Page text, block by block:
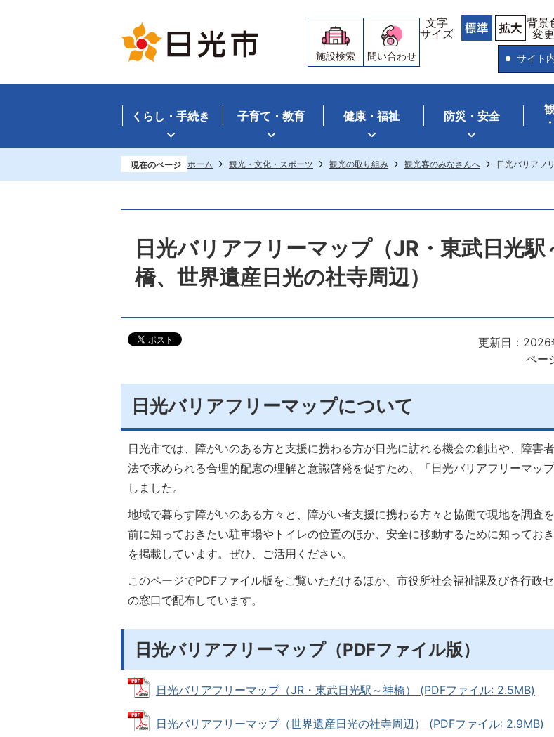
施設検索 問い合わせ
文字
サイズ
背景
変更
サイト
くらし・手続き 子育て・教育 健康・福祉 防災・安全
現在のページ ホーム 観光・文化・スポーツ 観光の取り組み 観光客のみなさんへ 日光バリアフ
日光バリアフリーマップ（JR・東武日光駅
橋、世界遺産日光の社寺周辺）
更新日：2026
ペー
日光バリアフリーマップについて
日光市では、障がいのある方と支援に携わる方が日光に訪れる機会の創出や、障害
法で求められる合理的配慮の理解と意識啓発を促すため、「日光バリアフリーマッ
しました。
地域で暮らす障がいのある方々と、障がい者支援に携わる方々と協働で現地を調査
前に知っておきたい駐車場やトイレの位置のほか、安全に移動するために知ってお
を掲載しています。ぜひ、ご活用ください。
このページでPDFファイル版をご覧いただけるほか、市役所社会福祉課及び各行政
の窓口で配布しています。
日光バリアフリーマップ（PDFファイル版）
日光バリアフリーマップ（JR・東武日光駅～神橋） (PDFファイル: 2.5MB)
日光バリアフリーマップ（世界遺産日光の社寺周辺） (PDFファイル: 2.9MB)